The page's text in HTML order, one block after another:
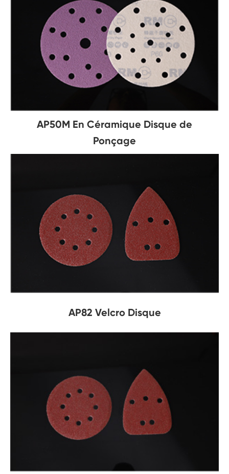
AP50M En Céramique Disque de
Ponçage
AP82 Velcro Disque